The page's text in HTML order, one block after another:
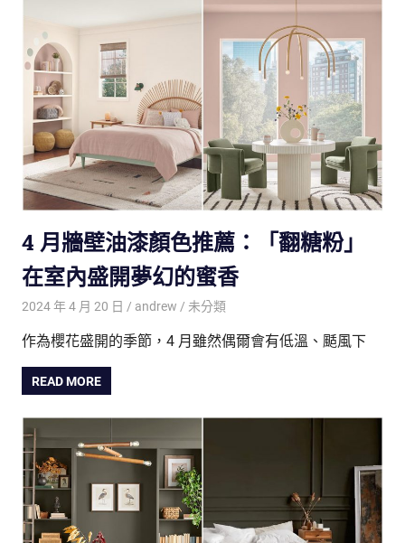
4 月牆壁油漆顏色推薦：「翻糖粉」
在室內盛開夢幻的蜜香
2024 年 4 月 20 日 andrew 未分類
作為櫻花盛開的季節，4 月雖然偶爾會有低溫、颳風下
READ MORE